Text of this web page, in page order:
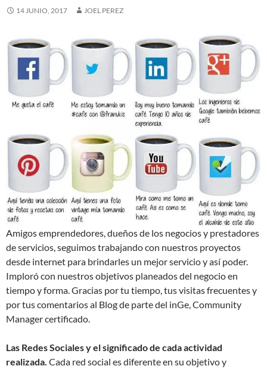
14 JUNIO, 2017 JOEL PEREZ
Amigos emprendedores, dueños de los negocios y prestadores
de servicios, seguimos trabajando con nuestros proyectos
desde internet para brindarles un mejor servicio y así poder.
Imploró con nuestros objetivos planeados del negocio en
tiempo y forma. Gracias por tu tiempo, tus visitas frecuentes y
por tus comentarios al Blog de parte del inGe, Community
Manager certificado.
Las Redes Sociales y el significado de cada actividad
realizada. Cada red social es diferente en su objetivo y